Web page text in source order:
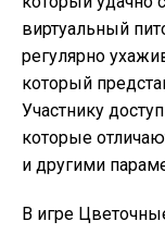
виртуальный
регулярно
который
Участнику
которые
и другими
В игре